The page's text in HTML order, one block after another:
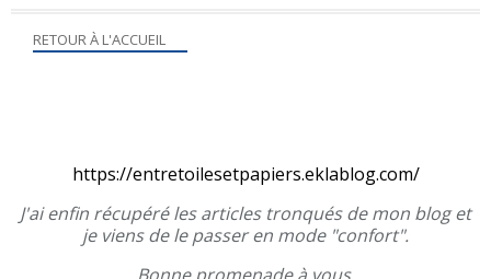
RETOUR À L'ACCUEIL
https://entretoilesetpapiers.eklablog.com/
J'ai enfin récupéré les articles tronqués de mon blog et
je viens de le passer en mode "confort".
Bonne promenade à vous.